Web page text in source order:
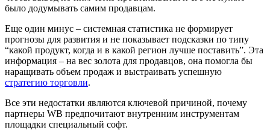
было додумывать самим продавцам.
Еще один минус – системная статистика не формирует
прогнозы для развития и не показывает подсказки по типу
“какой продукт, когда и в какой регион лучше поставить”. Эта
информация – на вес золота для продавцов, она помогла бы
наращивать объем продаж и выстраивать успешную
стратегию торговли.
Все эти недостатки являются ключевой причиной, почему
партнеры WB предпочитают внутренним инструментам
площадки специальный софт.